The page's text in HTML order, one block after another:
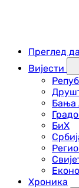
Преглед
Вијести
Бања
БиХ
Хроника